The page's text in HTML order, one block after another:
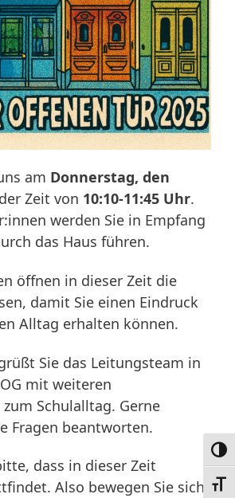
am Donnerstag, den
Zeit von 10:10-11:45 Uhr.
werden Sie in Empfang
das Haus führen.
öffnen in dieser Zeit die
damit Sie einen Eindruck
Alltag erhalten können.
Sie das Leitungsteam in
mit weiteren
Schulalltag. Gerne
Fragen beantworten.
dass in dieser Zeit
Also bewegen Sie sich